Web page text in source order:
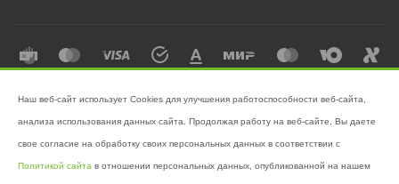
поддержании чистоты!
Наш веб-сайт использует Cookies для улучшения работоспособности веб-сайта,
анализа использования данных сайта. Продолжая работу на веб-сайте, Вы даете
свое согласие на обработку своих персональных данных в соответствии с
Политикой сайта в отношении персональных данных, опубликованной на нашем